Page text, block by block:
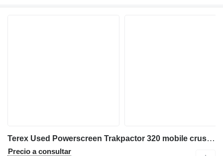
Terex Used Powerscreen Trakpactor 320 mobile crushing plant
Precio a consultar